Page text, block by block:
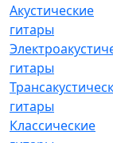
Акустические
гитары
гитары
гитары
Классические